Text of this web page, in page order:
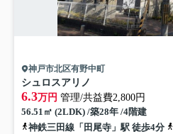
神戸市北区有野中町
シュロスアリノ
6.3万円 管理/共益費2,800円
56.51㎡ (2LDK) /築28年 /4階建
神鉄三田線「田尾寺」駅 徒歩4分